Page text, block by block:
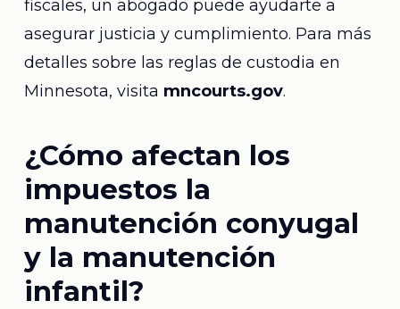
fiscales, un abogado puede ayudarte a
asegurar justicia y cumplimiento. Para más
detalles sobre las reglas de custodia en
Minnesota, visita mncourts.gov.
¿Cómo afectan los
impuestos la
manutención conyugal
y la manutención
infantil?